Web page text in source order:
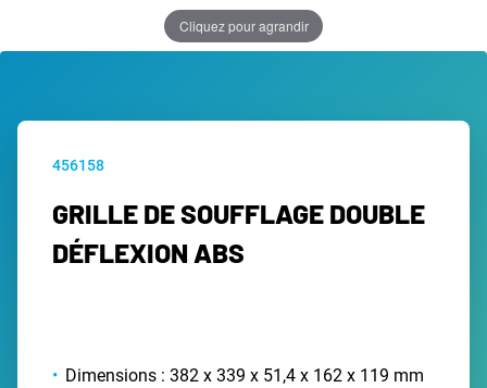
Cliquez pour agrandir
456158
GRILLE DE SOUFFLAGE DOUBLE
DÉFLEXION ABS
Dimensions : 382 x 339 x 51,4 x 162 x 119 mm